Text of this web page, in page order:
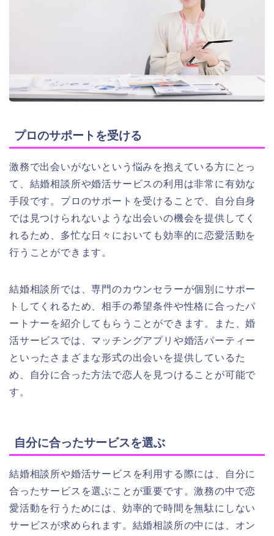
プロのサポートを受ける
激務で出会いがないという悩みを抱えている方にとっ
て、結婚相談所や婚活サービスの利用は非常に有効な
手段です。プロのサポートを受けることで、自分自身
では見つけられないような出会いの機会を提供してく
れるため、多忙な日々においても効率的に恋愛活動を
行うことができます。
結婚相談所では、専門のカウンセラーが個別にサポー
トしてくれるため、相手の希望条件や性格に合ったパ
ートナーを紹介してもらうことができます。また、婚
活サービスでは、マッチングアプリや婚活パーティー
といったさまざまな形式の出会いを提供しているた
め、自分に合った方法で恋人を見つけることが可能で
す。
自分に合ったサービスを選ぶ
結婚相談所や婚活サービスを利用する際には、自分に
合ったサービスを選ぶことが重要です。激務の中で恋
愛活動を行うためには、効率的で時間を無駄にしない
サービスが求められます。結婚相談所の中には、オン